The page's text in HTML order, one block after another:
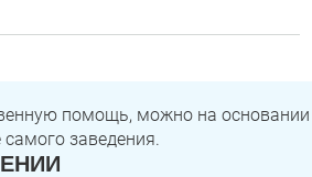
помощь, можно на основании
заведения.